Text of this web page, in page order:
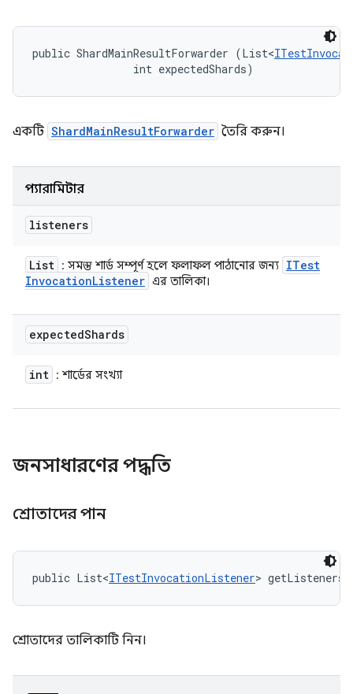
public ShardMainResultForwarder (List<
                int expectedShards)
একটি ShardMainResultForwarder তৈরি করুন।
প্যারামিটার
listeners
List : সমস্ত শার্ড সম্পূর্ণ হলে ফলাফল পাঠানোর জন্য ITest
InvocationListener এর তালিকা।
expectedShards
int : শার্ডের সংখ্যা
জনসাধারণের পদ্ধতি
শ্রোতাদের পান
public List<ITestInvocationListener>
শ্রোতাদের তালিকাটি নিন।